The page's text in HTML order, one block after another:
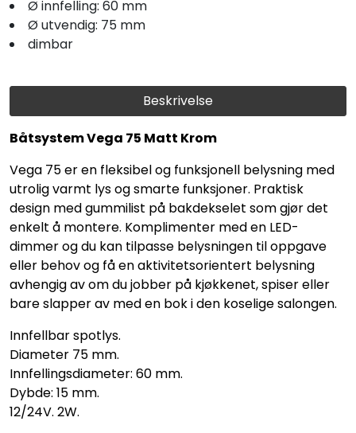
Beskrivelse
Båtsystem Vega 75 Matt Krom
Vega 75 er en fleksibel og funksjonell belysning med
utrolig varmt lys og smarte funksjoner. Praktisk
design med gummilist på bakdekselet som gjør det
enkelt å montere. Komplimenter med en LED-
dimmer og du kan tilpasse belysningen til oppgave
eller behov og få en aktivitetsorientert belysning
avhengig av om du jobber på kjøkkenet, spiser eller
bare slapper av med en bok i den koselige salongen.
Innfellbar spotlys.
Diameter 75 mm.
Innfellingsdiameter: 60 mm.
Dybde: 15 mm.
12/24V. 2W.
Ø innfelling: 60 mm
Ø utvendig: 75 mm
dimbar